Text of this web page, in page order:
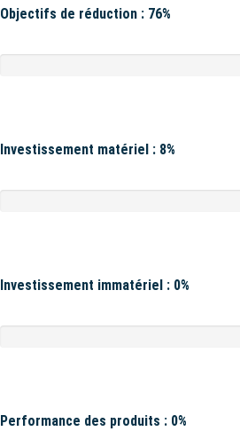
Objectifs de réduction : 76%
Investissement matériel : 8%
Investissement immatériel : 0%
Performance des produits : 0%